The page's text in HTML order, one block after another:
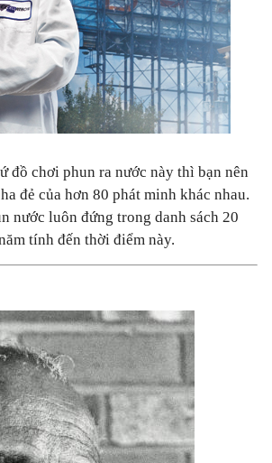
đồ chơi phun ra nước này thì bạn nên
đẻ của hơn 80 phát minh khác nhau.
nước luôn đứng trong danh sách 20
tính đến thời điểm này.